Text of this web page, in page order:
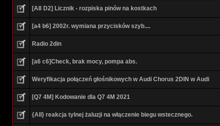
[A8 D2] Licznik - rozpiska pinów na kostkach
[a4 b6] 2002r. wymiana przycisków szyb....
Radio 2din
[a6 c6]Check, brak mocy, pompa abs.
Weryfikacja połączeń głośnikowych w Audi Chorus 2DIN w Audi
[Q7 4M] Kodowanie dla Q7 4M 2021
{All} reakcja tylnej żaluzji na włączenie biegu wstecznego.